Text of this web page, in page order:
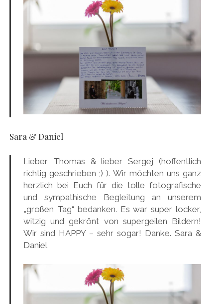
Sara & Daniel
Lieber Thomas & lieber Sergej (hoffentlich
richtig geschrieben ;) ). Wir möchten uns ganz
herzlich bei Euch für die tolle fotografische
und sympathische Begleitung an unserem
„großen Tag“ bedanken. Es war super locker,
witzig und gekrönt von supergeilen Bildern!
Wir sind HAPPY – sehr sogar! Danke. Sara &
Daniel